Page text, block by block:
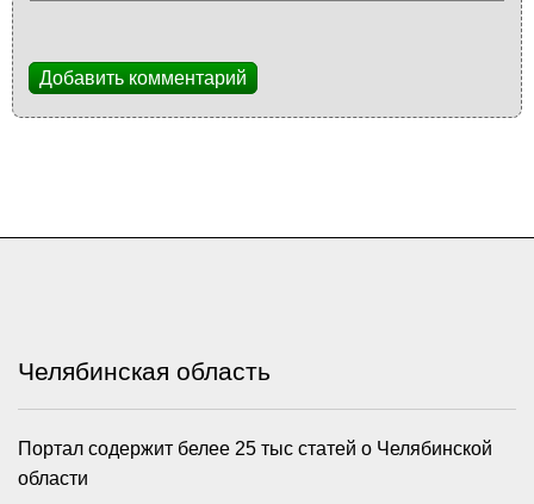
Добавить комментарий
Челябинская область
Портал содержит белее 25 тыс статей о Челябинской
области